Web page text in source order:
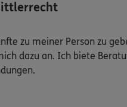
zu meiner Person zu
dazu an. Ich biete